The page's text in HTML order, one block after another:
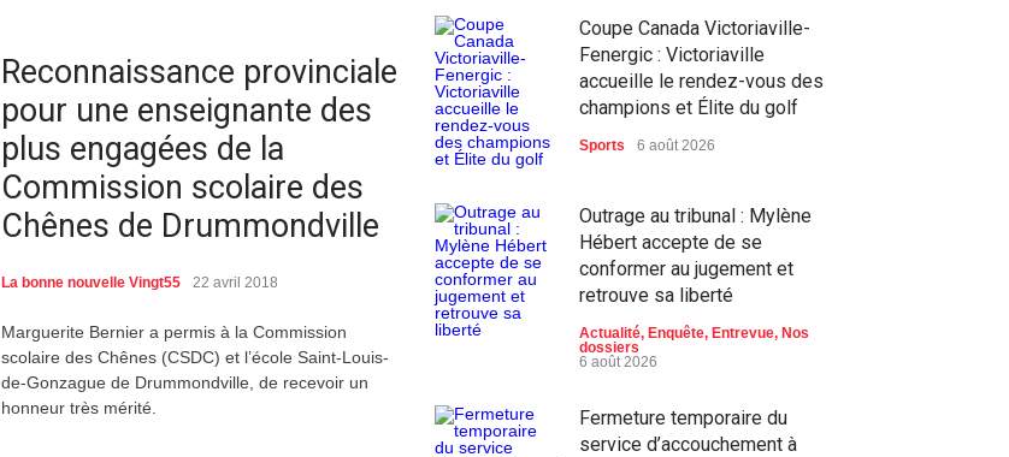
Reconnaissance provinciale
pour une enseignante des
plus engagées de la
Commission scolaire des
Chênes de Drummondville
La bonne nouvelle Vingt55 22 avril 2018
Marguerite Bernier a permis à la Commission
scolaire des Chênes (CSDC) et l’école Saint-Louis-
de-Gonzague de Drummondville, de recevoir un
honneur très mérité.
Coupe Canada Victoriaville-
Fenergic : Victoriaville
accueille le rendez-vous des
champions et Élite du golf
Sports 6 août 2026
Outrage au tribunal : Mylène
Hébert accepte de se
conformer au jugement et
retrouve sa liberté
Actualité, Enquête, Entrevue, Nos
dossiers
6 août 2026
Fermeture temporaire du
service d’accouchement à